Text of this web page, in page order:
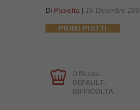
Di Paoletta | 15 Dicembre
PRIMI PIATTI
Difficoltà:
DEFAULT-
DIFFICOLTA